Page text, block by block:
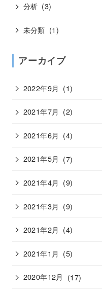
分析 (3)
未分類 (1)
アーカイブ
2022年9月 (1)
2021年7月 (2)
2021年6月 (4)
2021年5月 (7)
2021年4月 (9)
2021年3月 (9)
2021年2月 (4)
2021年1月 (5)
2020年12月 (17)